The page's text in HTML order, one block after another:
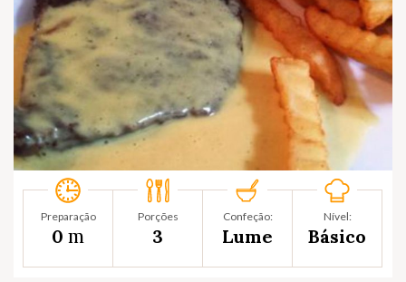
Preparação
0 m
Porções
3
Confeção:
Lume
Nível:
Básico